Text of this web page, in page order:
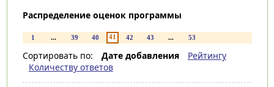
Распределение оценок программы
1 ... 39 40 41 42 43 ... 53
Сортировать по: Дате добавления
Рейтингу
Количеству ответов